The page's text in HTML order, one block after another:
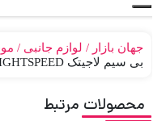
جهان بازار لوازم جانبی موس
بی سیم لاجیتک Logitech G703 LIGHTSPEED
محصولات مرتبط